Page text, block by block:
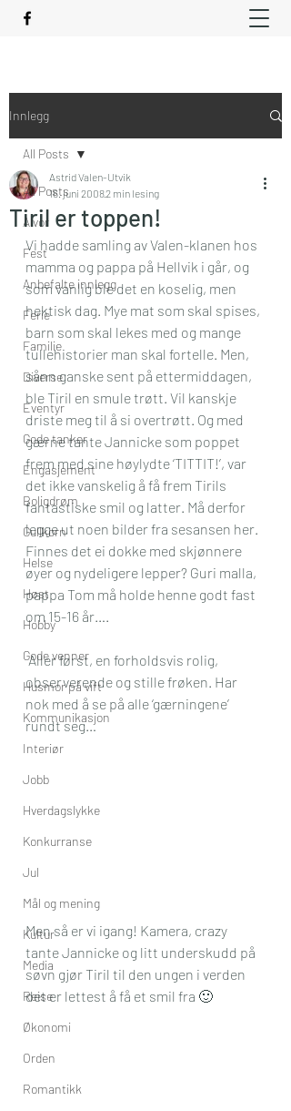
Innlegg
All Posts
Alvor
Fest
Anbefalte innlegg
Ferie
Familie
Diverse
Eventyr
Gode tanker
Engasjement
Boligdrøm
Gullkorn
Helse
Høst
Hobby
Gode venner
Husmor på vift
Kommunikasjon
Interiør
Jobb
Hverdagslykke
Konkurranse
Jul
Mål og mening
Kultur
Media
Reise
Økonomi
Orden
Romantikk
All Posts
Tiril er toppen!
Astrid Valen-Utvik
16. juni 20082 min lesing
Vi hadde samling av Valen-klanen hos
mamma og pappa på Hellvik i går, og
som vanlig ble det en koselig, men
hektisk dag. Mye mat som skal spises,
barn som skal lekes med og mange
tullehistorier man skal fortelle. Men,
sånn ganske sent på ettermiddagen,
ble Tiril en smule trøtt. Vil kanskje
driste meg til å si overtrøtt. Og med
gærne tante Jannicke som poppet
frem med sine høylydte ‘TITTIT!’, var
det ikke vanskelig å få frem Tirils
fantastiske smil og latter. Må derfor
legge ut noen bilder fra sesansen her.
Finnes det ei dokke med skjønnere
øyer og nydeligere lepper? Guri malla,
pappa Tom må holde henne godt fast
om 15-16 år….
Aller først, en forholdsvis rolig,
observerende og stille frøken. Har
nok med å se på alle ‘gærningene’
rundt seg…
Men så er vi igang! Kamera, crazy
tante Jannicke og litt underskudd på
søvn gjør Tiril til den ungen i verden
det er lettest å få et smil fra 🙂